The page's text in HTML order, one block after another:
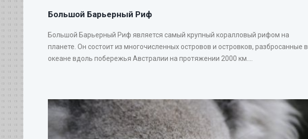
Большой Барьерный Риф
Большой Барьерный Риф является самый крупный коралловый рифом на
планете. Он состоит из многочисленных островов и островков, разбросанные в
океане вдоль побережья Австралии на протяжении 2000 км....